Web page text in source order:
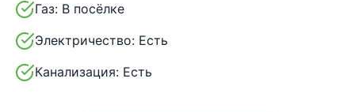
Газ: В посёлке
Электричество: Есть
Канализация: Есть